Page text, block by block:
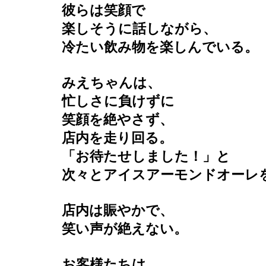
彼らは笑顔で
楽しそうに話しながら、
冷たい飲み物を楽しんでいる。
みえちゃんは、
忙しさに負けずに
笑顔を絶やさず、
店内を走り回る。
「お待たせしました！」と
次々とアイスアーモンドオーレ
店内は賑やかで、
笑い声が絶えない。